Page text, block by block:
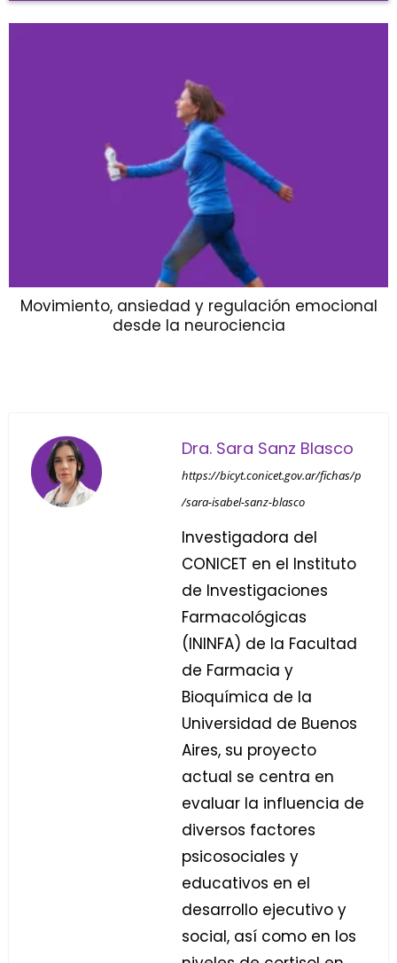
Movimiento, ansiedad y regulación emocional
desde la neurociencia
Dra. Sara Sanz Blasco
https://bicyt.conicet.gov.ar/fichas/p
/sara-isabel-sanz-blasco
Investigadora del
CONICET en el Instituto
de Investigaciones
Farmacológicas
(ININFA) de la Facultad
de Farmacia y
Bioquímica de la
Universidad de Buenos
Aires, su proyecto
actual se centra en
evaluar la influencia de
diversos factores
psicosociales y
educativos en el
desarrollo ejecutivo y
social, así como en los